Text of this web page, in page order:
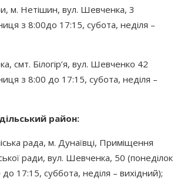
м. Нетішин, вул. Шевченка, 3
з 8:00до 17:15, субота, неділя –
смт. Білогір’я, вул. Шевченко 42
з 8:00 до 17:15, субота, неділя –
район:
рада, м. Дунаївці, Приміщення
ради, вул. Шевченка, 50 (понеділок
до 17:15, суббота, неділя – вихідний);